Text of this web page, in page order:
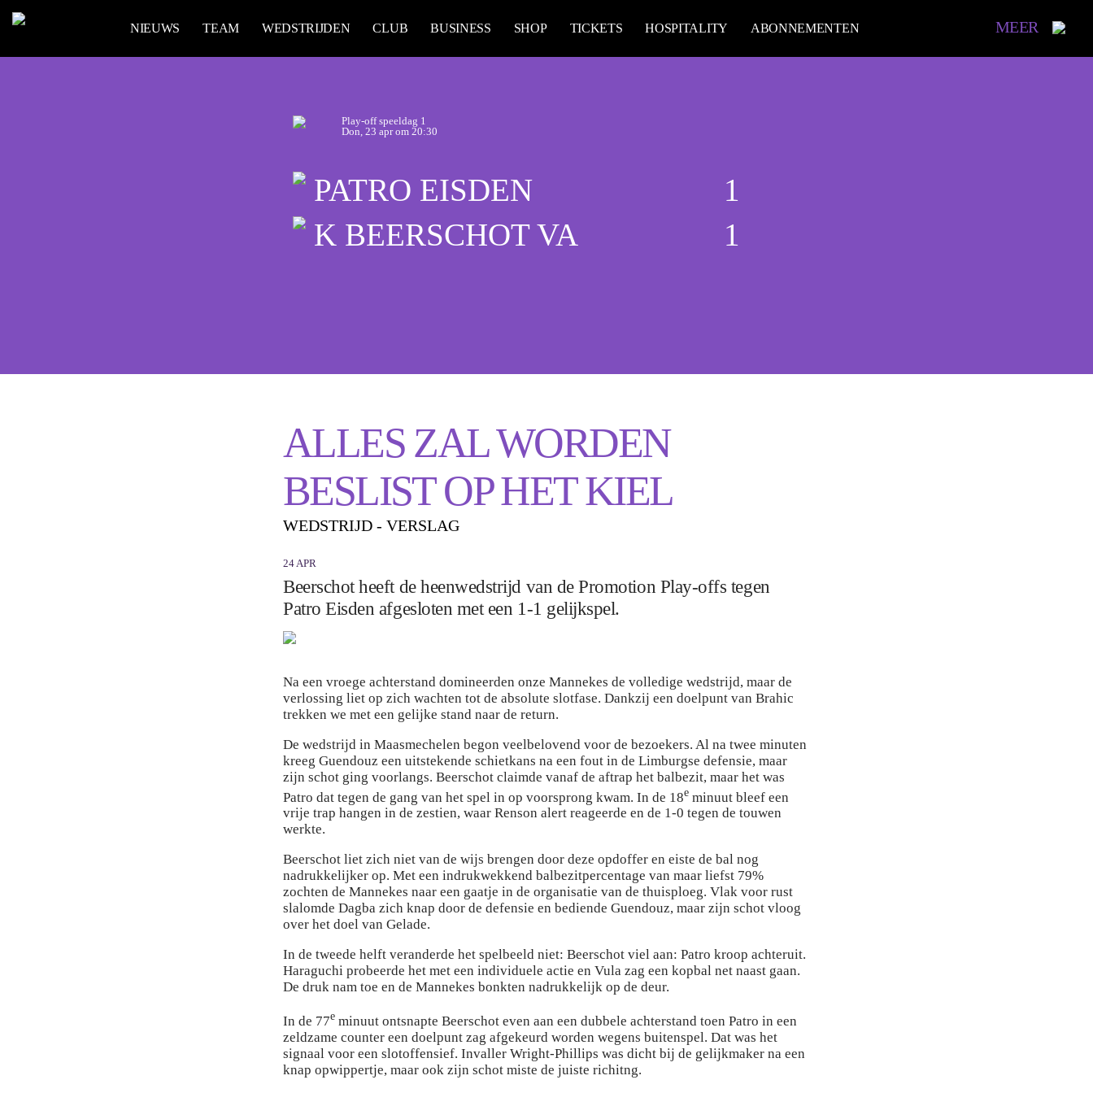
NIEUWS TEAM WEDSTRIJDEN CLUB BUSINESS SHOP TICKETS HOSPITALITY ABONNEMENTEN MEER
Play-off speeldag 1
Don, 23 apr om 20:30
PATRO EISDEN
1
K BEERSCHOT VA
1
ALLES ZAL WORDEN
BESLIST OP HET KIEL
WEDSTRIJD - VERSLAG
24 APR
Beerschot heeft de heenwedstrijd van de Promotion Play-offs tegen
Patro Eisden afgesloten met een 1-1 gelijkspel.
Na een vroege achterstand domineerden onze Mannekes de volledige wedstrijd, maar de
verlossing liet op zich wachten tot de absolute slotfase. Dankzij een doelpunt van Brahic
trekken we met een gelijke stand naar de return.
De wedstrijd in Maasmechelen begon veelbelovend voor de bezoekers. Al na twee minuten
kreeg Guendouz een uitstekende schietkans na een fout in de Limburgse defensie, maar
zijn schot ging voorlangs. Beerschot claimde vanaf de aftrap het balbezit, maar het was
Patro dat tegen de gang van het spel in op voorsprong kwam. In de 18e minuut bleef een
vrije trap hangen in de zestien, waar Renson alert reageerde en de 1-0 tegen de touwen
werkte.
Beerschot liet zich niet van de wijs brengen door deze opdoffer en eiste de bal nog
nadrukkelijker op. Met een indrukwekkend balbezitpercentage van maar liefst 79%
zochten de Mannekes naar een gaatje in de organisatie van de thuisploeg. Vlak voor rust
slalomde Dagba zich knap door de defensie en bediende Guendouz, maar zijn schot vloog
over het doel van Gelade.
In de tweede helft veranderde het spelbeeld niet: Beerschot viel aan: Patro kroop achteruit.
Haraguchi probeerde het met een individuele actie en Vula zag een kopbal net naast gaan.
De druk nam toe en de Mannekes bonkten nadrukkelijk op de deur.
In de 77e minuut ontsnapte Beerschot even aan een dubbele achterstand toen Patro in een
zeldzame counter een doelpunt zag afgekeurd worden wegens buitenspel. Dat was het
signaal voor een slotoffensief. Invaller Wright-Phillips was dicht bij de gelijkmaker na een
knap opwippertje, maar ook zijn schot miste de juiste richitng.